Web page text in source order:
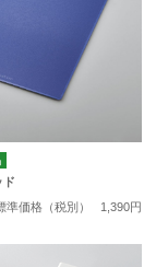
ド
準価格（税別）
1,390円